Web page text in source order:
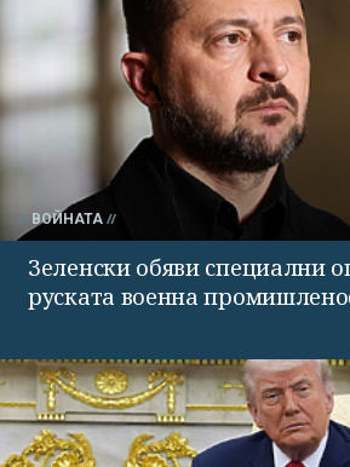
ВОЙНАТА
Зеленски обяви специални
руската военна